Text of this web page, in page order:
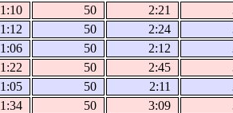
1:10 50 2:21
1:12 50 2:24
1:06 50 2:12
1:22 50 2:45
1:05 50 2:11
1:34 50 3:09